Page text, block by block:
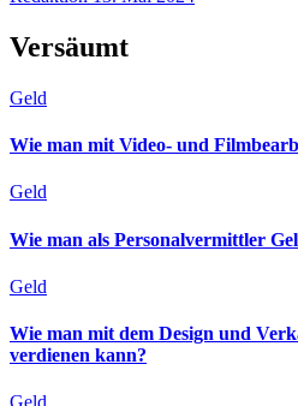
Versäumt
Geld
Wie man mit Video- und
Geld
Wie man als Personalvermittler
Geld
Wie man mit dem Design und
verdienen kann?